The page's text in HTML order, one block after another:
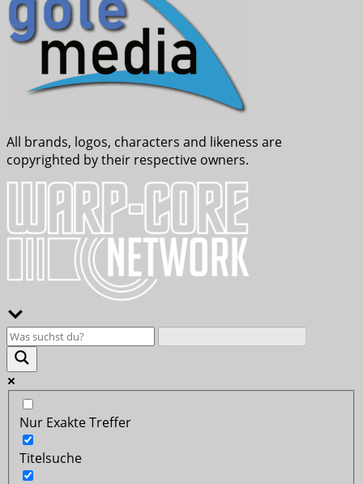
All brands, logos, characters and likeness are
copyrighted by their respective owners.
Nur Exakte Treffer
Titelsuche